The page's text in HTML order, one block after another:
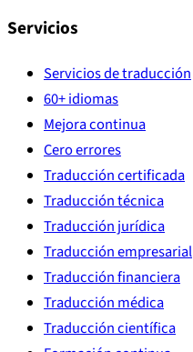
Servicios
Servicios de traducción
60+ idiomas
Mejora continua
Cero errores
Traducción certificada
Traducción técnica
Traducción jurídica
Traducción empresarial
Traducción financiera
Traducción médica
Traducción científica